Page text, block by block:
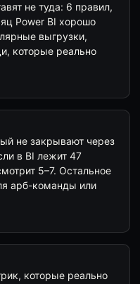
не туда: 6 правил,
Power BI хорошо
выгрузки,
которые реально
не закрывают через
в BI лежит 47
5–7. Остальное
арб-команды или
которые реально